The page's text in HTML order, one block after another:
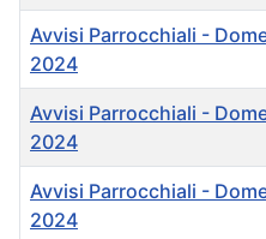
Avvisi Parrocchiali -
2024
Avvisi Parrocchiali -
2024
Avvisi Parrocchiali -
2024